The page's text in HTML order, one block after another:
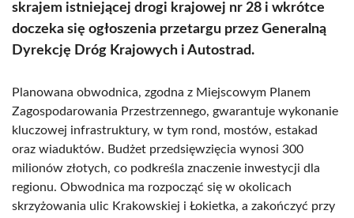
skrajem istniejącej drogi krajowej nr 28 i wkrótce
doczeka się ogłoszenia przetargu przez Generalną
Dyrekcję Dróg Krajowych i Autostrad.
Planowana obwodnica, zgodna z Miejscowym Planem
Zagospodarowania Przestrzennego, gwarantuje wykonanie
kluczowej infrastruktury, w tym rond, mostów, estakad
oraz wiaduktów. Budżet przedsięwzięcia wynosi 300
milionów złotych, co podkreśla znaczenie inwestycji dla
regionu. Obwodnica ma rozpocząć się w okolicach
skrzyżowania ulic Krakowskiej i Łokietka, a zakończyć przy